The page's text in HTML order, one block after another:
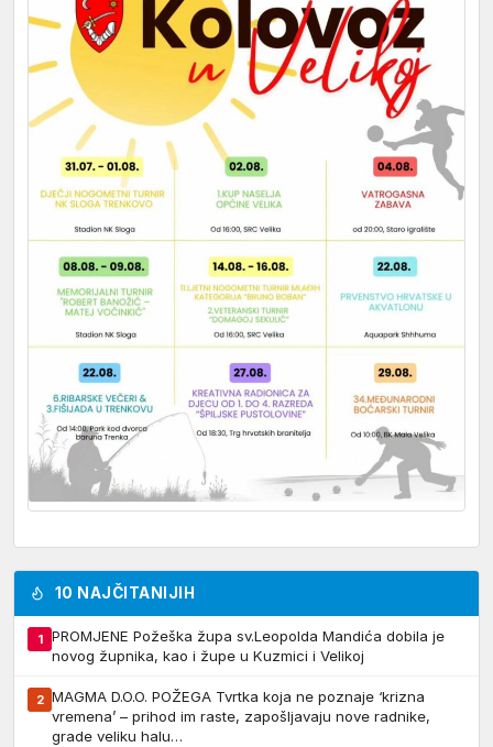
10 NAJČITANIJIH
1
PROMJENE Požeška župa sv.Leopolda Mandića dobila je
novog župnika, kao i župe u Kuzmici i Velikoj
2 MAGMA D.O.O. POŽEGA Tvrtka koja ne poznaje ‘krizna
vremena’ – prihod im raste, zapošljavaju nove radnike,
grade veliku halu…